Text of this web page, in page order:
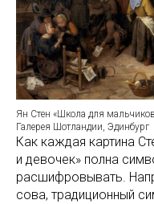
Ян Стен «Школа для
Галерея Шотландии, Эдинбург
Как каждая картина
и девочек» полна
расшифровывать.
сова, традиционный